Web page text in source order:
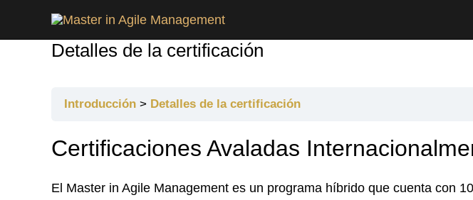
contenidoDetalles de la certificación
Introducción Detalles de la certificación
Certificaciones Avaladas
El Master in Agile Management es un programa híbrido que cuenta con
Post